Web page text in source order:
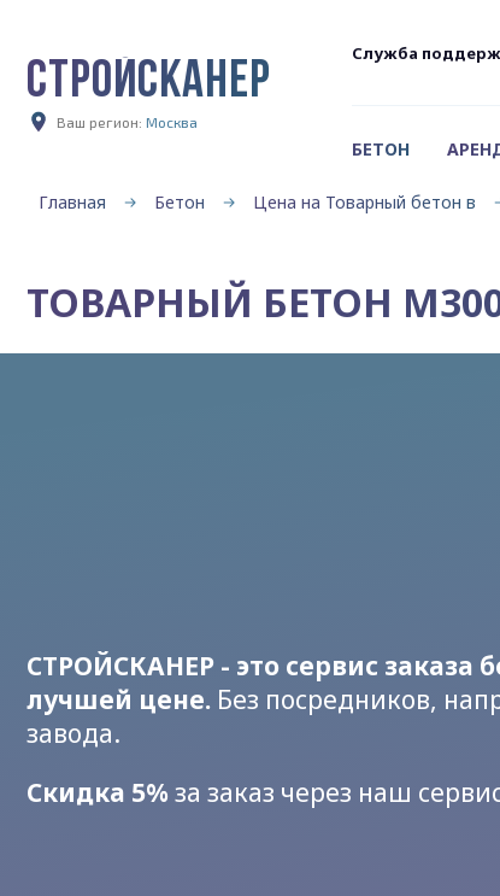
СТРОЙСКАНЕР
Ваш регион: Москва
Служба
БЕТОН
Главная Бетон Цена на Товарный бетон в
ТОВАРНЫЙ БЕТОН
СТРОЙСКАНЕР - это сервис заказа
лучшей цене. Без посредников,
завода.
Скидка 5% за заказ через наш